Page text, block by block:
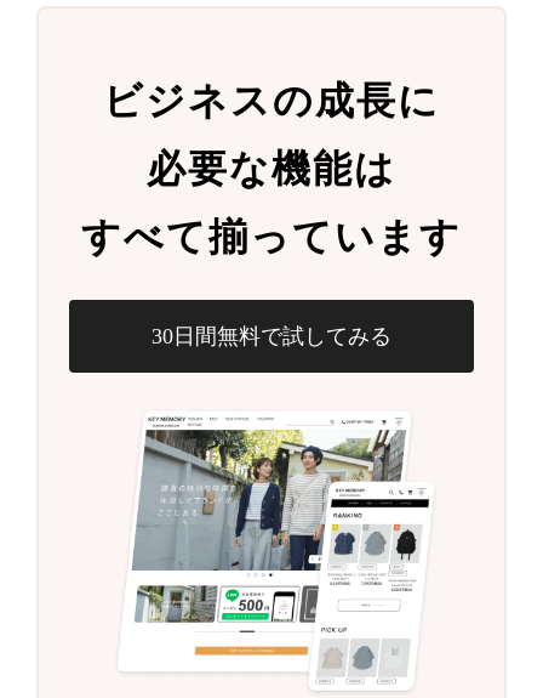
ビジネスの成長に
必要な機能は
すべて揃っています
30日間無料で試してみる